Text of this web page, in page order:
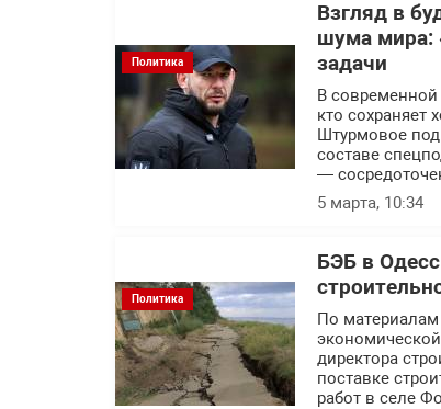
Политика
Взгляд в
шума мира:
задачи
В современной
кто сохраняет
Штурмовое
составе
—
5 марта, 10:34
Политика
БЭБ в
По материалам
директора
поставке
работ в селе